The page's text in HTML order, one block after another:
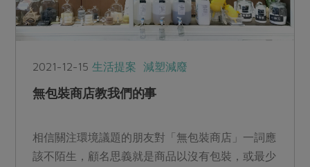
2021-12-15生活提案 減塑減廢
無包裝商店教我們的事
相信關注環境議題的朋友對「無包裝商店」一詞應
該不陌生，顧名思義就是商品以沒有包裝，或最少